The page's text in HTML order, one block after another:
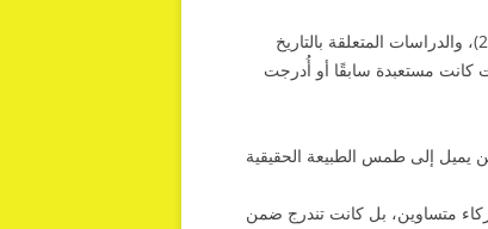
وفي هذا الشأن، تتقاطع أعمال بيير بونت (1984)، وبروس دي. هول (2011)، والدراسات المتعلقة بالتاريخ
كانت مستعبدة سابقًا أو أُدرجت
يميل إلى طمس الطبيعة الحقيقية
متساوين، بل كانت تندرج ضمن